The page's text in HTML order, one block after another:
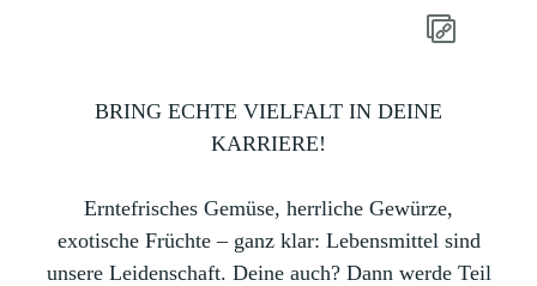
BRING ECHTE VIELFALT IN DEINE
KARRIERE!
Erntefrisches Gemüse, herrliche Gewürze,
exotische Früchte – ganz klar: Lebensmittel sind
unsere Leidenschaft. Deine auch? Dann werde Teil